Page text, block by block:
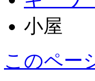
小屋
このペー